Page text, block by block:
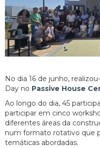
No dia 16 de junho,
Day no Passive House
Ao longo do dia, 45
participar em cinco
diferentes áreas da
num formato rotativo que
temáticas abordadas.